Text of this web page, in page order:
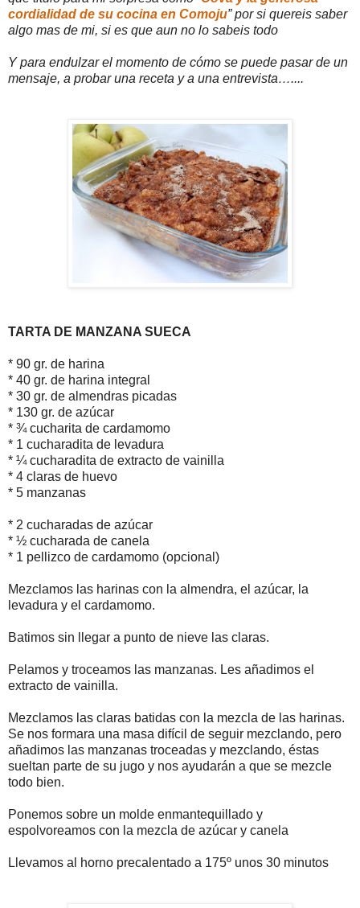
cordialidad de su cocina en Comoju” por si quereis saber
algo mas de mi, si es que aun no lo sabeis todo
Y para endulzar el momento de cómo se puede pasar de un
mensaje, a probar una receta y a una entrevista…....
TARTA DE MANZANA SUECA
* 90 gr. de harina
* 40 gr. de harina integral
* 30 gr. de almendras picadas
* 130 gr. de azúcar
* ¾ cucharita de cardamomo
* 1 cucharadita de levadura
* ¼ cucharadita de extracto de vainilla
* 4 claras de huevo
* 5 manzanas
* 2 cucharadas de azúcar
* ½ cucharada de canela
* 1 pellizco de cardamomo (opcional)
Mezclamos las harinas con la almendra, el azúcar, la
levadura y el cardamomo.
Batimos sin llegar a punto de nieve las claras.
Pelamos y troceamos las manzanas. Les añadimos el
extracto de vainilla.
Mezclamos las claras batidas con la mezcla de las harinas.
Se nos formara una masa difícil de seguir mezclando, pero
añadimos las manzanas troceadas y mezclando, éstas
sueltan parte de su jugo y nos ayudarán a que se mezcle
todo bien.
Ponemos sobre un molde enmantequillado y
espolvoreamos con la mezcla de azúcar y canela
Llevamos al horno precalentado a 175º unos 30 minutos